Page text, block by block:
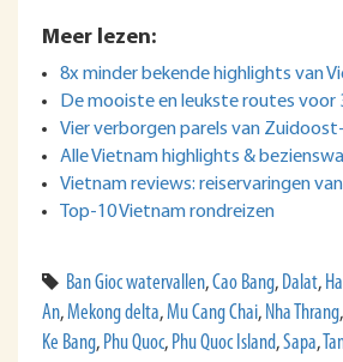
Meer lezen:
8x minder bekende highlights van
De mooiste en leukste routes voor
Vier verborgen parels van
Alle Vietnam highlights &
Vietnam reviews: reiservaringen
Top-10 Vietnam rondreizen
Ban Gioc watervallen,Cao Bang, Dalat,
An,Mekong delta,Mu Cang Chai, Nha Thrang,
Ke Bang, Phu Quoc, Phu Quoc Island,Sapa,